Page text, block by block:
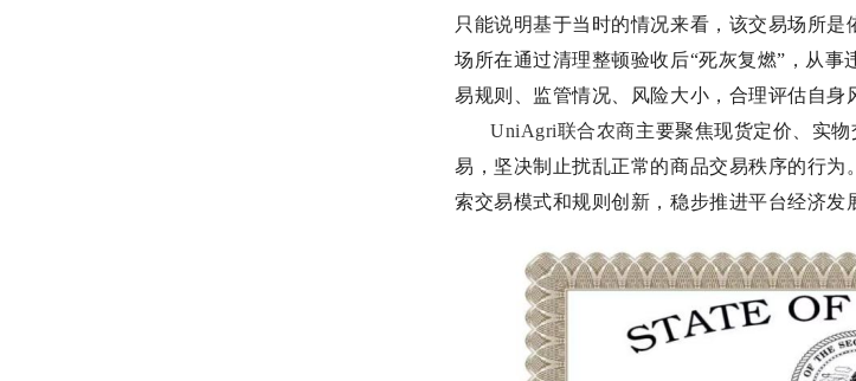
只能说明基于当时的情况来看，该交易场所
场所在通过清理整顿验收后“死灰复燃”，从
易规则、监管情况、风险大小，合理评估自身
UniAgri联合农商主要聚焦现货定价、实
易，坚决制止扰乱正常的商品交易秩序的行
索交易模式和规则创新，稳步推进平台经济发